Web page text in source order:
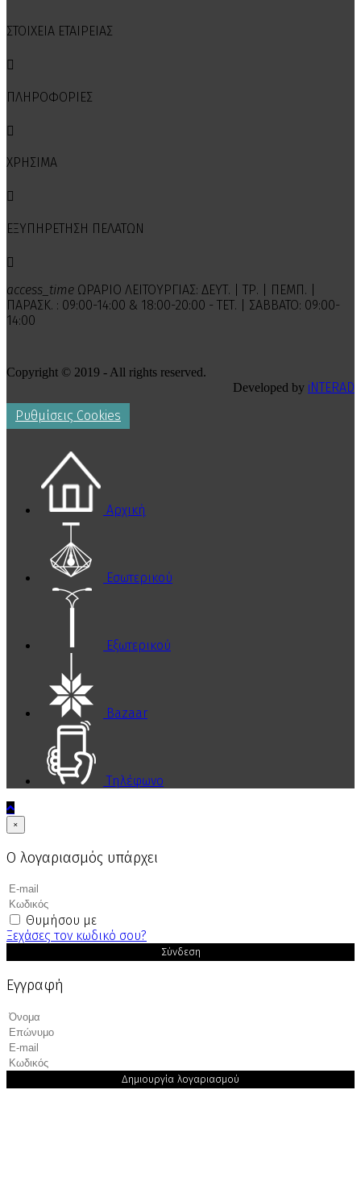
ΣΤΟΙΧΕΙΑ ΕΤΑΙΡΕΙΑΣ

ΠΛΗΡΟΦΟΡΙΕΣ

ΧΡΗΣΙΜΑ

ΕΞΥΠΗΡΕΤΗΣΗ ΠΕΛΑΤΩΝ

access_time ΩΡΑΡΙΟ ΛΕΙΤΟΥΡΓΙΑΣ: ΔΕΥΤ. | ΤΡ. | ΠΕΜΠ. |
ΠΑΡΑΣΚ. : 09:00-14:00 & 18:00-20:00 - ΤΕΤ. | ΣΑΒΒΑΤΟ: 09:00-
14:00
Copyright © 2019 - All rights reserved.
Developed by iNTERAD
Ρυθμίσεις Cookies
Αρχική
Εσωτερικού
Εξωτερικού
Bazaar
Τηλέφωνο
×
Ο λογαριασμός υπάρχει
Θυμήσου με
Ξεχάσες τον κωδικό σου?
Σύνδεση
Εγγραφή
Δημιουργία λογαριασμού